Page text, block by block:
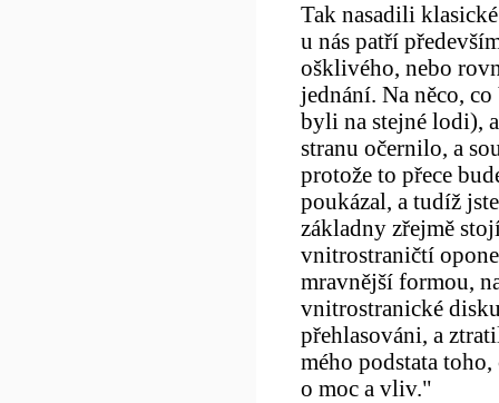
Tak nasadili
u nás patří
ošklivého, nebo
jednání. Na něco,
byli na stejné lodi),
stranu očernilo, a
protože to přece
poukázal, a tudíž
základny zřejmě
vnitrostraničtí
mravnější formou,
vnitrostranické
přehlasováni, a
mého podstata
o moc a vliv."